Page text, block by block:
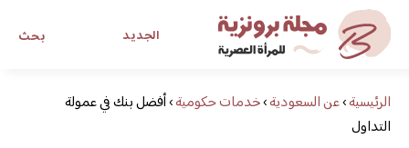
بحث الجديد
مجلة برونزية للفتاة العصريةالرئيسية›عن السعودية›خدمات حكومية›أفضل بنك في عمولة
التداول